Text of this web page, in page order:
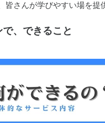
皆さんが学びやすい場を提
、できること